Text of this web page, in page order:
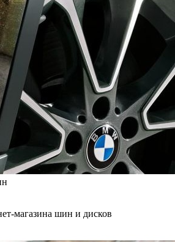
магазина шин и дисков